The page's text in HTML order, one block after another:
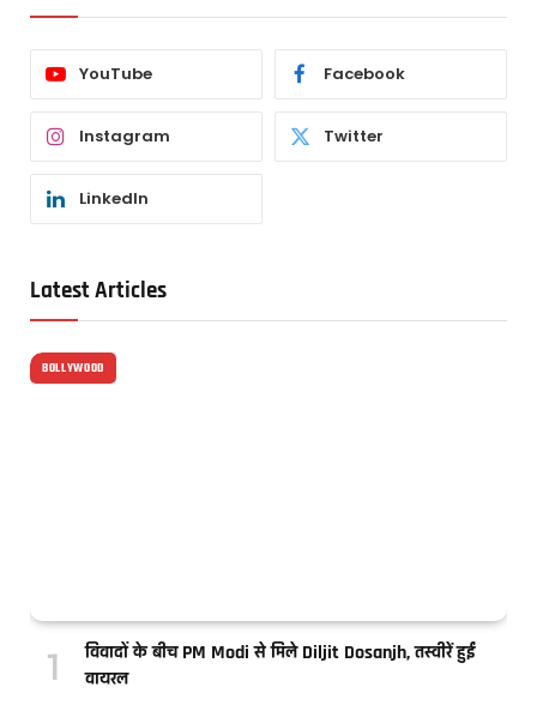
YouTube Facebook
Instagram Twitter
LinkedIn
Latest Articles
BOLLYWOOD
विवादों के बीच PM Modi से मिले Diljit Dosanjh, तस्वीरें हुईं
वायरल